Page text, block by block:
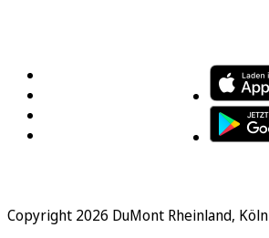
Copyright 2026 DuMont Rheinland, Köln